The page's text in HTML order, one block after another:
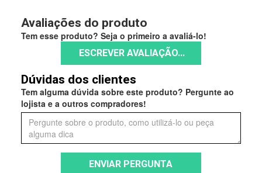
Avaliações do produto
Tem esse produto? Seja o primeiro a avaliá-lo!
ESCREVER AVALIAÇÃO...
Dúvidas dos clientes
Tem alguma dúvida sobre este produto? Pergunte ao
lojista e a outros compradores!
ENVIAR PERGUNTA